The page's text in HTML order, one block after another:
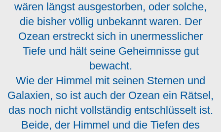
wären längst ausgestorben, oder solche,
die bisher völlig unbekannt waren. Der
Ozean erstreckt sich in unermesslicher
Tiefe und hält seine Geheimnisse gut
bewacht.
Wie der Himmel mit seinen Sternen und
Galaxien, so ist auch der Ozean ein Rätsel,
das noch nicht vollständig entschlüsselt ist.
Beide, der Himmel und die Tiefen des